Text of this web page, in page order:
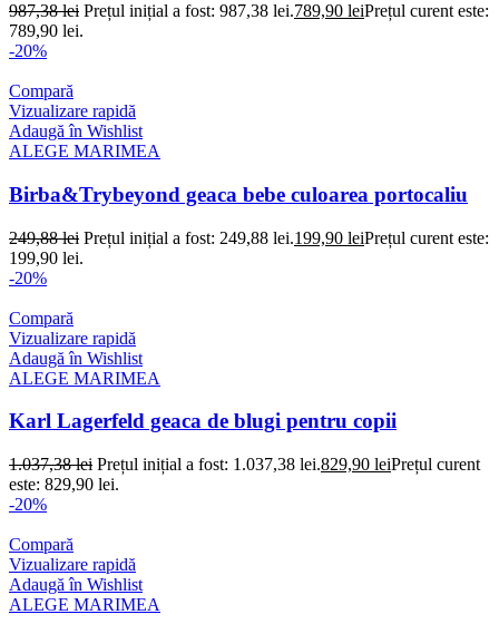
987,38lei Prețul inițial a fost: 987,38 lei.789,90 leiPrețul curent este:
789,90 lei.
-20%
Compară
Vizualizare rapidă
Adaugă în Wishlist
ALEGE MARIMEA
Birba&Trybeyond geaca bebe culoarea portocaliu
249,88lei Prețul inițial a fost: 249,88 lei.199,90 leiPrețul curent este:
199,90 lei.
-20%
Compară
Vizualizare rapidă
Adaugă în Wishlist
ALEGE MARIMEA
Karl Lagerfeld geaca de blugi pentru copii
1.037,38lei Prețul inițial a fost: 1.037,38 lei.829,90 leiPrețul curent
este: 829,90 lei.
-20%
Compară
Vizualizare rapidă
Adaugă în Wishlist
ALEGE MARIMEA